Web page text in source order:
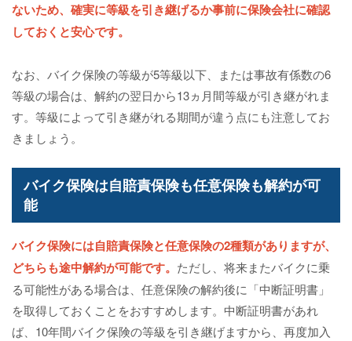
ないため、確実に等級を引き継げるか事前に保険会社に確認
しておくと安心です。
なお、バイク保険の等級が5等級以下、または事故有係数の6
等級の場合は、解約の翌日から13ヵ月間等級が引き継がれま
す。等級によって引き継がれる期間が違う点にも注意してお
きましょう。
バイク保険は自賠責保険も任意保険も解約が可
能
バイク保険には自賠責保険と任意保険の2種類がありますが、
どちらも途中解約が可能です。 ただし、将来またバイクに乗
る可能性がある場合は、任意保険の解約後に「中断証明書」
を取得しておくことをおすすめします。中断証明書があれ
ば、10年間バイク保険の等級を引き継げますから、再度加入